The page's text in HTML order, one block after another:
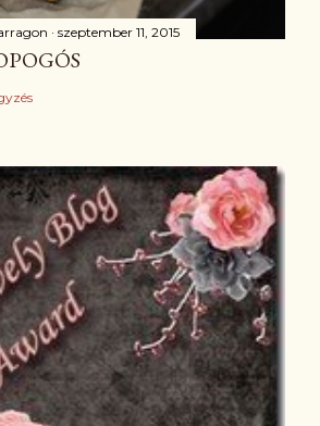
szeptember 11, 2015